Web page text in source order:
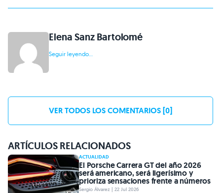
Elena Sanz Bartolomé
Seguir leyendo...
VER TODOS LOS COMENTARIOS [0]
ARTÍCULOS RELACIONADOS
ACTUALIDAD
El Porsche Carrera GT del año 2026
será americano, será ligerísimo y
prioriza sensaciones frente a números
Sergio Álvarez | 22 Jul 2026